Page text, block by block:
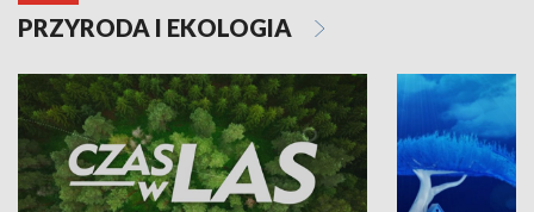
PRZYRODA I EKOLOGIA